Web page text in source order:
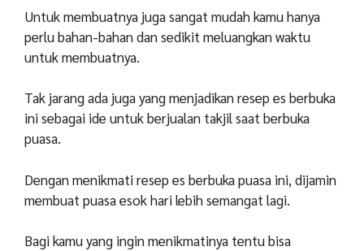
Untuk membuatnya juga sangat mudah kamu hanya
perlu bahan-bahan dan sedikit meluangkan waktu
untuk membuatnya.
Tak jarang ada juga yang menjadikan resep es berbuka
ini sebagai ide untuk berjualan takjil saat berbuka
puasa.
Dengan menikmati resep es berbuka puasa ini, dijamin
membuat puasa esok hari lebih semangat lagi.
Bagi kamu yang ingin menikmatinya tentu bisa